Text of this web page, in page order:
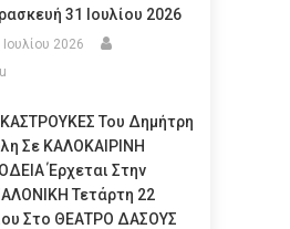
31 Ιουλίου 2026
Ιουλίου 2026
Του Δημήτρη
Σε ΚΑΛΟΚΑΙΡΙΝΗ
Έρχεται Στην
Τετάρτη 22
Στο ΘΕΑΤΡΟ ΔΑΣΟΥΣ